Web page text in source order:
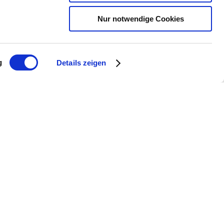
Details zeigen
Nur notwendige Cookies